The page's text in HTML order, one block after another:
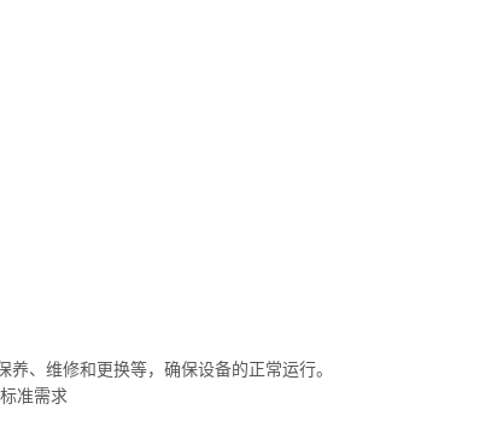
、维修和更换等，确保设备的正常运行。
准需求